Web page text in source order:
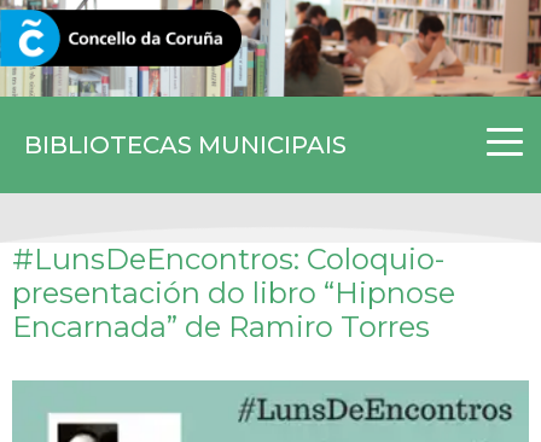
BIBLIOTECAS MUNICIPAIS
CORUNA.GAL
#LunsDeEncontros: Coloquio-
presentación do libro “Hipnose
Encarnada” de Ramiro Torres